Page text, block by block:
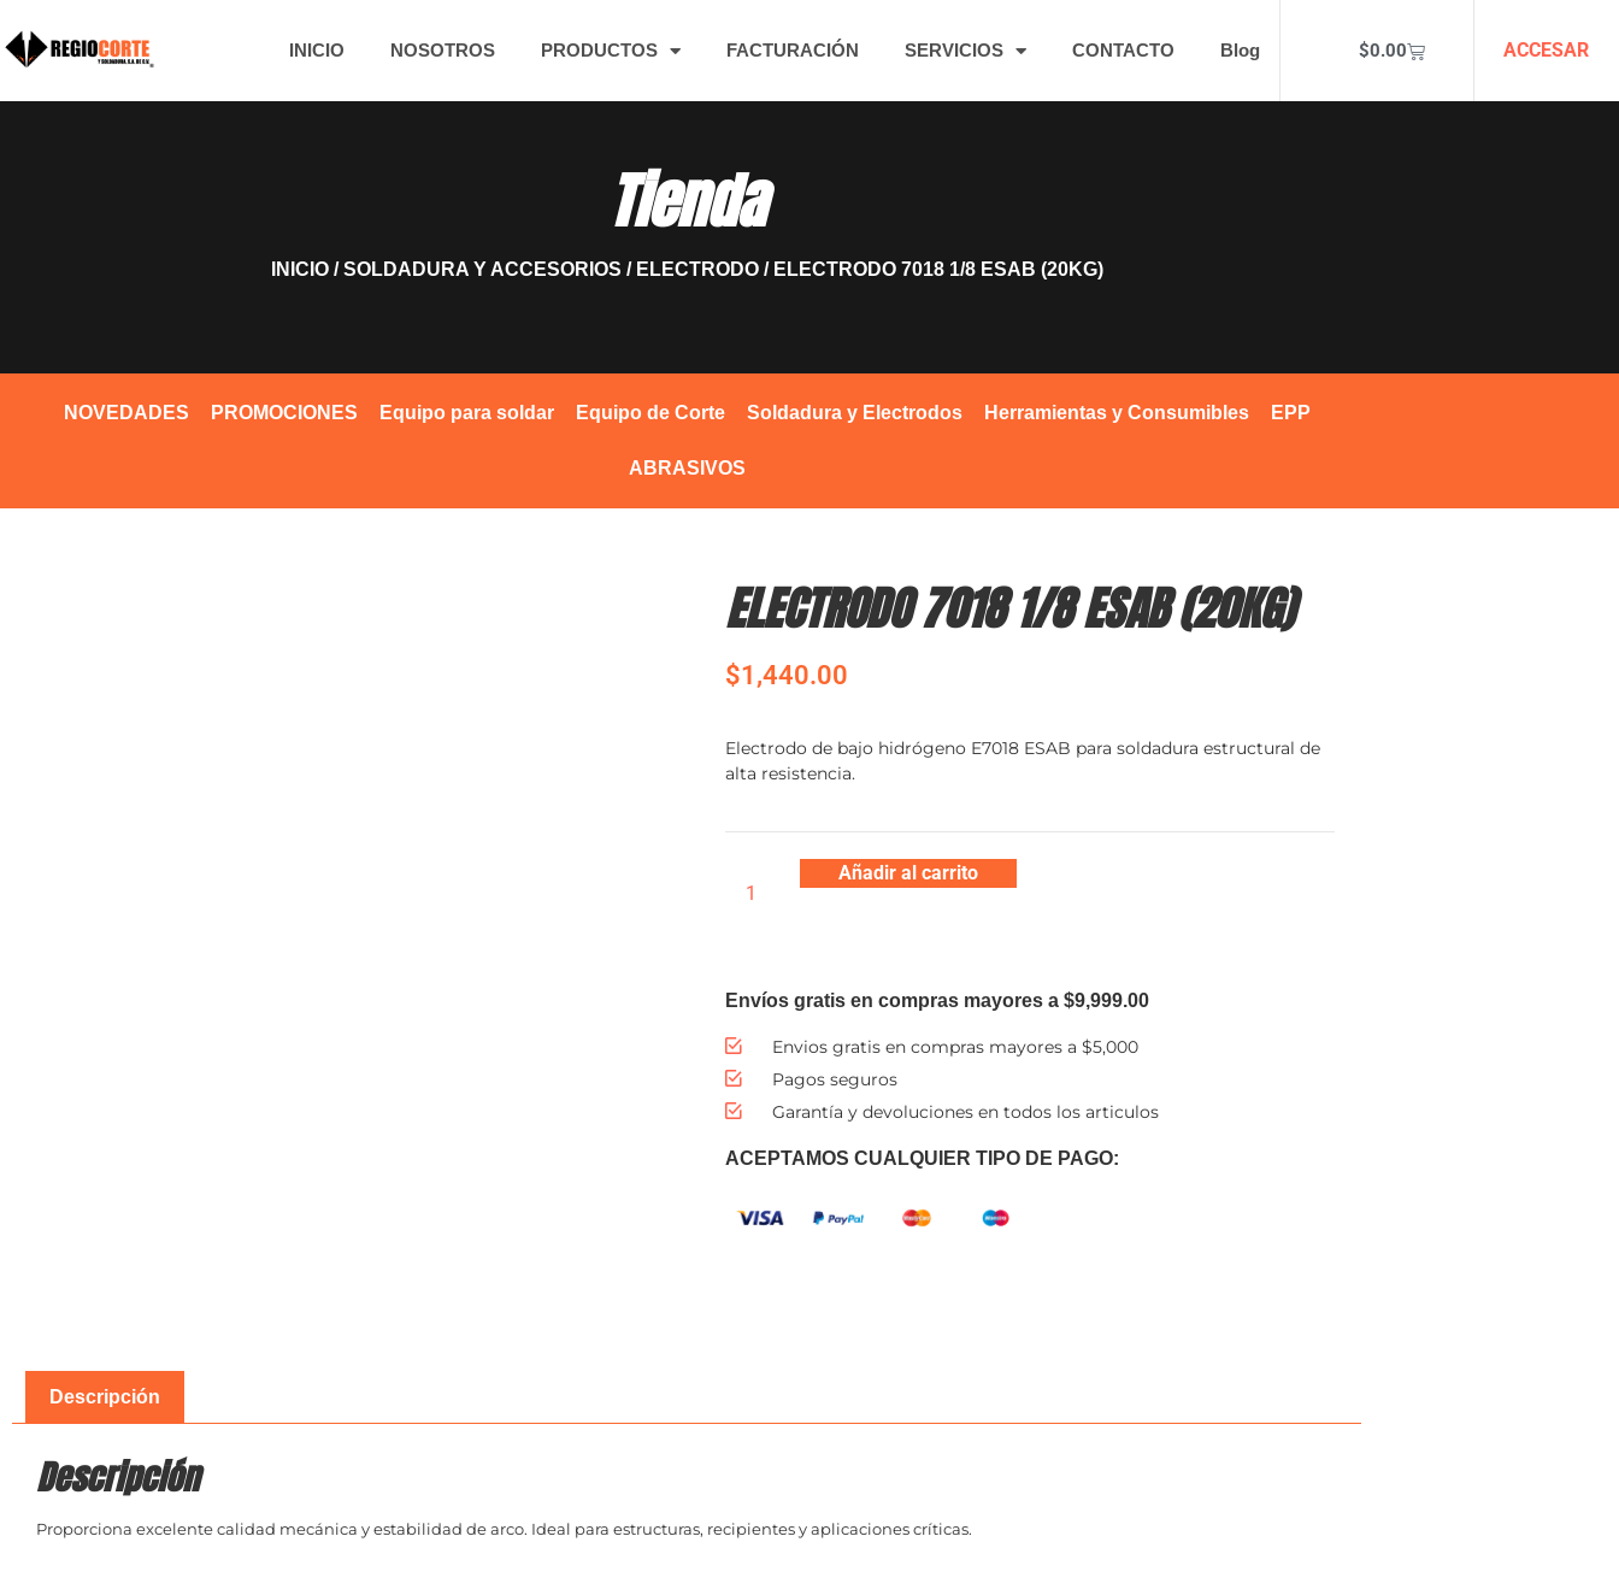
INICIO NOSOTROS PRODUCTOS FACTURACIÓN SERVICIOS CONTACTO Blog $0.00 ACCESAR
Tienda
INICIO/SOLDADURA Y ACCESORIOS / ELECTRODO/ ELECTRODO 7018 1/8 ESAB (20KG)
NOVEDADES PROMOCIONES Equipo para soldar Equipo de Corte Soldadura y Electrodos Herramientas y Consumibles EPP
ABRASIVOS
ELECTRODO 7018 1/8 ESAB (20KG)
$1,440.00
Electrodo de bajo hidrógeno E7018 ESAB para soldadura estructural de
alta resistencia.
Añadir al carrito
Envíos gratis en compras mayores a $9,999.00
Envios gratis en compras mayores a $5,000
Pagos seguros
Garantía y devoluciones en todos los articulos
ACEPTAMOS CUALQUIER TIPO DE PAGO:
Descripción
Descripción
Proporciona excelente calidad mecánica y estabilidad de arco. Ideal para estructuras, recipientes y aplicaciones críticas.